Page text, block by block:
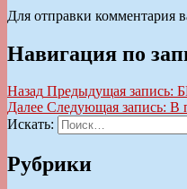
Для отправки комментария
Навигация по
Назад Предыдущая запись:
Далее Следующая запись: В
Искать:
Рубрики